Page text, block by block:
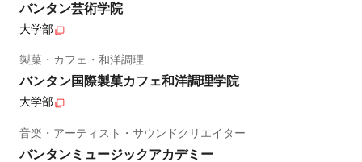
バンタン芸術学院
大学部
製菓・カフェ・和洋調理
バンタン国際製菓カフェ和洋調理学院
大学部
音楽・アーティスト・サウンドクリエイター
バンタンミュージックアカデミー